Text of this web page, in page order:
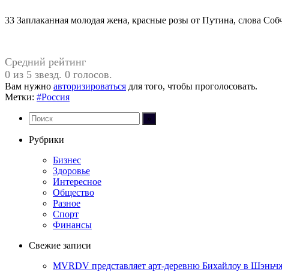
33 Заплаканная молодая жена, красные розы от Путина, слова
Средний рейтинг
0 из 5 звезд. 0 голосов.
Вам нужно авторизироваться для того, чтобы проголосовать.
Метки: #Россия
Рубрики
Бизнес
Здоровье
Интересное
Общество
Разное
Спорт
Финансы
Свежие записи
MVRDV представляет арт-деревню Бихайлоу в